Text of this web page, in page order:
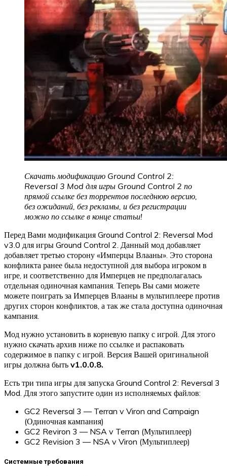
Скачать модификацию Ground Control 2:
Reversal 3 Mod для игры Ground Control 2 по
прямой ссылке без торрентов последнюю версию,
без ожиданий, без рекламы, и без регистрации
можно по ссылке в конце статьи!
Перед Вами модификация Ground Control 2: Reversal Mod
v3.0 для игры Ground Control 2. Данный мод добавляет
добавляет третью сторону «Имперцы Влааны». Это сторона
конфликта ранее была недоступной для выбора игроком в
игре, и соответственно для Имперцев не предполагалась
отдельная одиночная кампания. Теперь Вы сами можете
можете поиграть за Имперцев Влааны в мультиплеере против
других сторон конфликтов, а так же стала доступна одиночная
кампания.
Мод нужно установить в корневую папку с игрой. Для этого
нужно скачать архив ниже по ссылке и распаковать
содержимое в папку с игрой. Версия Вашей оригинальной
игры должна быть v1.0.0.8.
Есть три типа игры для запуска Ground Control 2: Reversal 3
Mod. Для этого запустите один из исполняемых файлов:
GC2 Reversal 3 — Terran v Viron and Campaign
(Одиночная кампания)
GC2 Reviron 3 — NSA v Terran (Мультиплеер)
GC2 Revision 3 — NSA v Viron (Мультиплеер)
Системные требования